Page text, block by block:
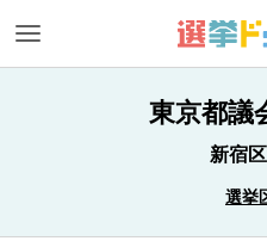
東京都議
新宿
選挙